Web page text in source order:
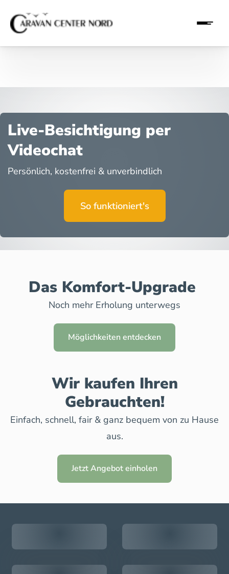
Live-Besichtigung per
Videochat
Persönlich, kostenfrei & unverbindlich
So funktioniert's
Das Komfort-Upgrade
Noch mehr Erholung unterwegs
Möglichkeiten entdecken
Wir kaufen Ihren
Gebrauchten!
Einfach, schnell, fair & ganz bequem von zu Hause
aus.
Jetzt Angebot einholen